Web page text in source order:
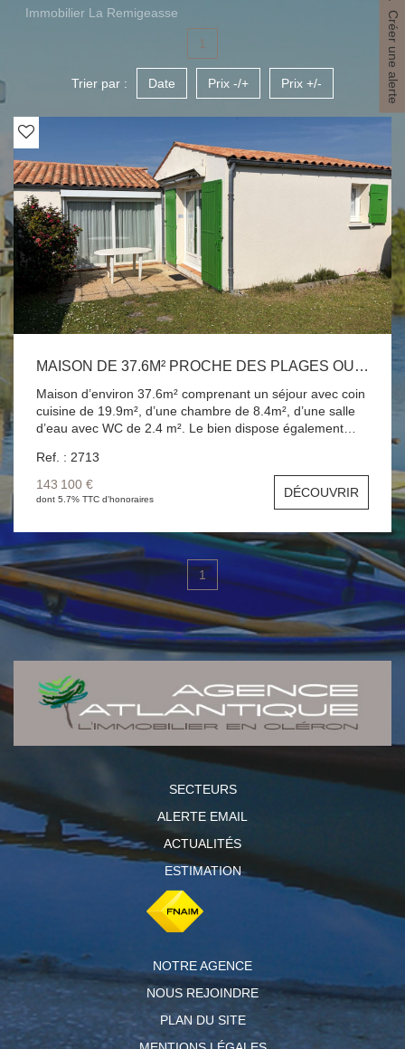
Immobilier La Remigeasse Créer une alerte
1
Trier par : Date Prix -/+ Prix +/-
MAISON DE 37.6M² PROCHE DES PLAGES OUEST
Maison d’environ 37.6m² comprenant un séjour avec coin
cuisine de 19.9m², d’une chambre de 8.4m², d’une salle
d’eau avec WC de 2.4 m². Le bien dispose également
maison bénéficie d’un jardin d’environ 100m². Située à 1
km des plages de la côte Ouest, elle se trouve également
à proximité des pistes cyclables Nb de lots : 23 Charges
annuelles de copropriété (Montant moyen annuel quote-
part du budget prévisionnel vendeur) : 460€ Honoraires
charge Acquéreur Prix net vendeur : 135 000,00€ dont
honoraires agence : 8 100€ Référence 2713
Ref. : 2713
143 100 €
dont 5.7% TTC d'honoraires DÉCOUVRIR
1
SECTEURS
ALERTE EMAIL
ACTUALITÉS
ESTIMATION
NOTRE AGENCE
NOUS REJOINDRE
PLAN DU SITE